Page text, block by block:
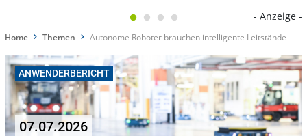
- Anzeige -
Home Themen Autonome Roboter brauchen intelligente Leitstände
ANWENDERBERICHT
07.07.2026